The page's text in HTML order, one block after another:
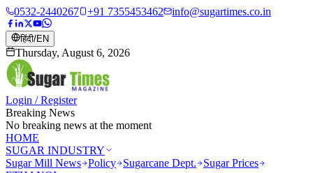
0532-2440267 +91 7355453462 info@sugartimes.co.in
हिंदी/EN
Thursday, August 6, 2026
Login / Register
Breaking News
No breaking news at the moment
HOME
SUGAR INDUSTRY
Sugar Mill News Policy Sugarcane Dept.
Sugar Prices